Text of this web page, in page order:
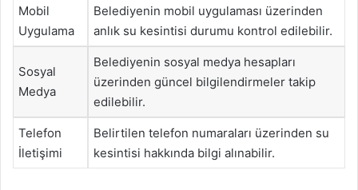
Mobil
Uygulama
Belediyenin mobil uygulaması üzerinden
anlık su kesintisi durumu kontrol edilebilir.
Sosyal
Medya
Belediyenin sosyal medya hesapları
üzerinden güncel bilgilendirmeler takip
edilebilir.
Telefon
İletişimi
Belirtilen telefon numaraları üzerinden su
kesintisi hakkında bilgi alınabilir.